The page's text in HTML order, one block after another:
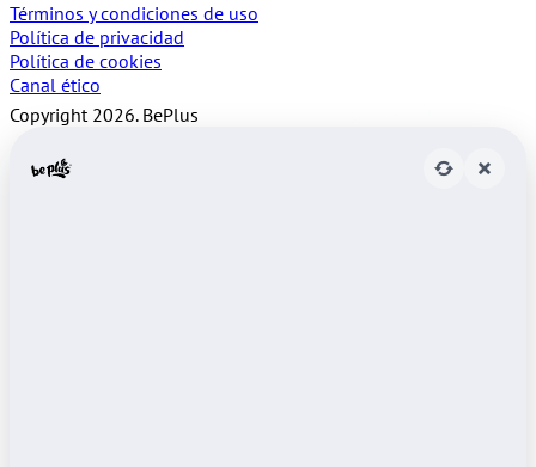
Términos y condiciones de uso
Política de privacidad
Política de cookies
Canal ético
Copyright 2026. BePlus